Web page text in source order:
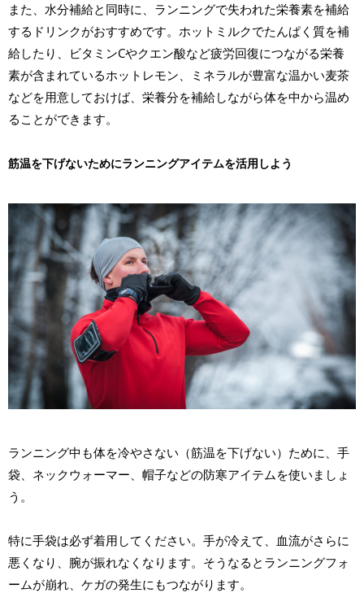
また、水分補給と同時に、ランニングで失われた栄養素を補給
するドリンクがおすすめです。ホットミルクでたんぱく質を補
給したり、ビタミンCやクエン酸など疲労回復につながる栄養
素が含まれているホットレモン、ミネラルが豊富な温かい麦茶
などを用意しておけば、栄養分を補給しながら体を中から温め
ることができます。
筋温を下げないためにランニングアイテムを活用しよう
ランニング中も体を冷やさない（筋温を下げない）ために、手
袋、ネックウォーマー、帽子などの防寒アイテムを使いましょ
う。
特に手袋は必ず着用してください。手が冷えて、血流がさらに
悪くなり、腕が振れなくなります。そうなるとランニングフォ
ームが崩れ、ケガの発生にもつながります。